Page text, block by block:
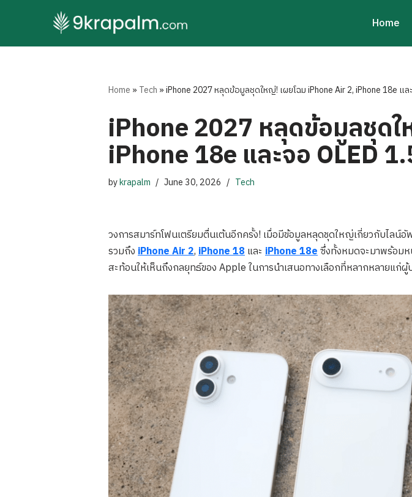
to
Home
Home » Tech »iPhone 2027 หลุดข้อมูลชุดใหญ่! เผยโฉม iPhone Air 2, iPhone 18e แล
iPhone 2027 หลุดข้อมูลชุด
iPhone 18e และจอ OLED
bykrapalm June 30, 2026 Tech
วงการสมาร์ทโฟนเตรียมตื่นเต้นอีกครั้ง! เมื่อมีข้อมูลหลุดชุดใหญ่เกี่ยวกับไลน์อั
รวมถึงiPhone Air 2,iPhone 18และ iPhone 18eซึ่งทั้งหมดจะมาพร้อมห
สะท้อนให้เห็นถึงกลยุทธ์ของ Apple ในการนำเสนอทางเลือกที่หลากหลายแก่ผู้